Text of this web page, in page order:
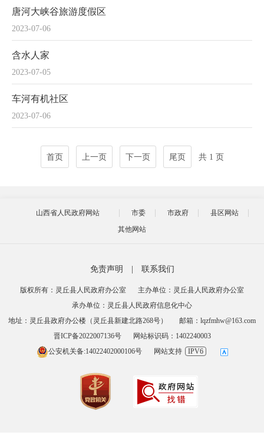
2023-07-06
唐河大峡谷旅游度假区
2023-07-05
含水人家
2023-07-06
车河有机社区
首页 上一页 下一页 尾页 共 1 页
山西省人民政府网站 市委 市政府
县区网站
其他网站
免责声明 联系我们
版权所有：灵丘县人民政府办公室
主办单位：灵丘县人民政府办公室
承办单位：灵丘县人民政府信息化中心
地址：灵丘县政府办公楼（灵丘县新建北路268号）
邮箱：lqzfmhw@163.com
晋ICP备2022007136号
网站标识码：1402240003
公安机关备:14022402000106号
网站支持 IPV6